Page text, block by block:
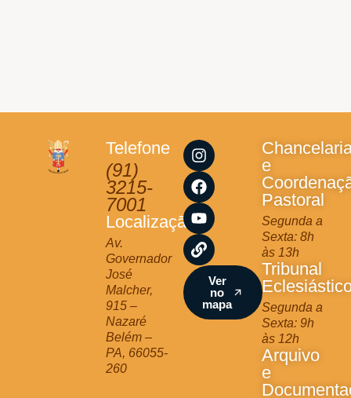
Telefone
(91)
3215-
7001
Localização
Av.
Governador
José
Malcher,
915 –
Nazaré
Belém –
PA, 66055-
260
I
n
s
t
a
g
r
a
m
F
a
c
e
b
o
o
k
Y
o
u
t
u
b
e
L
i
n
k
Ver
no
mapa
e
Pastoral
Segunda a
Sexta: 8h
às 13h
Tribunal
Segunda a
Sexta: 9h
às 12h
Arquivo
e